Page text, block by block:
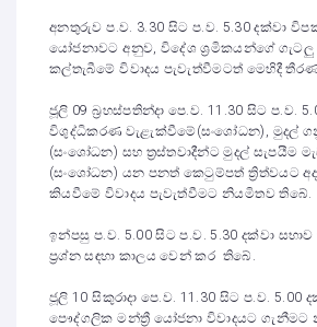
අනතුරුව ප.ව. 3.30 සිට ප.ව. 5.30 දක්වා
යෝජනාවට අනුව, විදේශ ශ්‍රමිකයන්ගේ ගැටලු
කල්තැබීමේ විවාදය පැවැත්වීමටත් මෙහිදී
ජූලි 09 බ්‍රහස්පතින්දා පෙ.ව. 11.30 සිට ප.ව.
විශුද්ධිකරණ වැළැක්වීමේ(සංශෝධන), මුදල්
(සංශෝධන) සහ ත්‍රස්තවාදීන්ට මුදල් සැපයීම
(සංශෝධන) යන පනත් කෙටුම්පත් ත්‍රිත්වයට
කියවීමේ විවාදය පැවැත්වීමට නියමිතව තිබේ.
ඉන්පසු ප.ව. 5.00 සිට ප.ව. 5.30 දක්වා
ප්‍රශ්න සඳහා කාලය වෙන් කර තිබේ.
ජූලි 10 සිකුරාදා පෙ.ව. 11.30 සිට ප.ව. 5.00
පෞද්ගලික මන්ත්‍රී යෝජනා විවාදයට